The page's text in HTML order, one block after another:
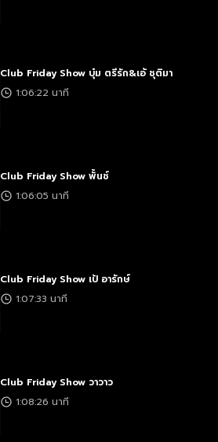
Club Friday Show บุ๋ม ตรีรัก&เอ้ ชุติมา
1:06:22 นาที
Club Friday Show พั้นช์
1:06:05 นาที
Club Friday Show เป้ อารักษ์
1:07:33 นาที
Club Friday Show วาวาว
1:08:26 นาที